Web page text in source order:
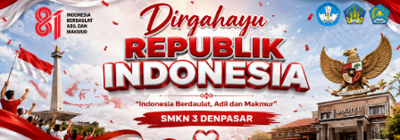
Skip to content